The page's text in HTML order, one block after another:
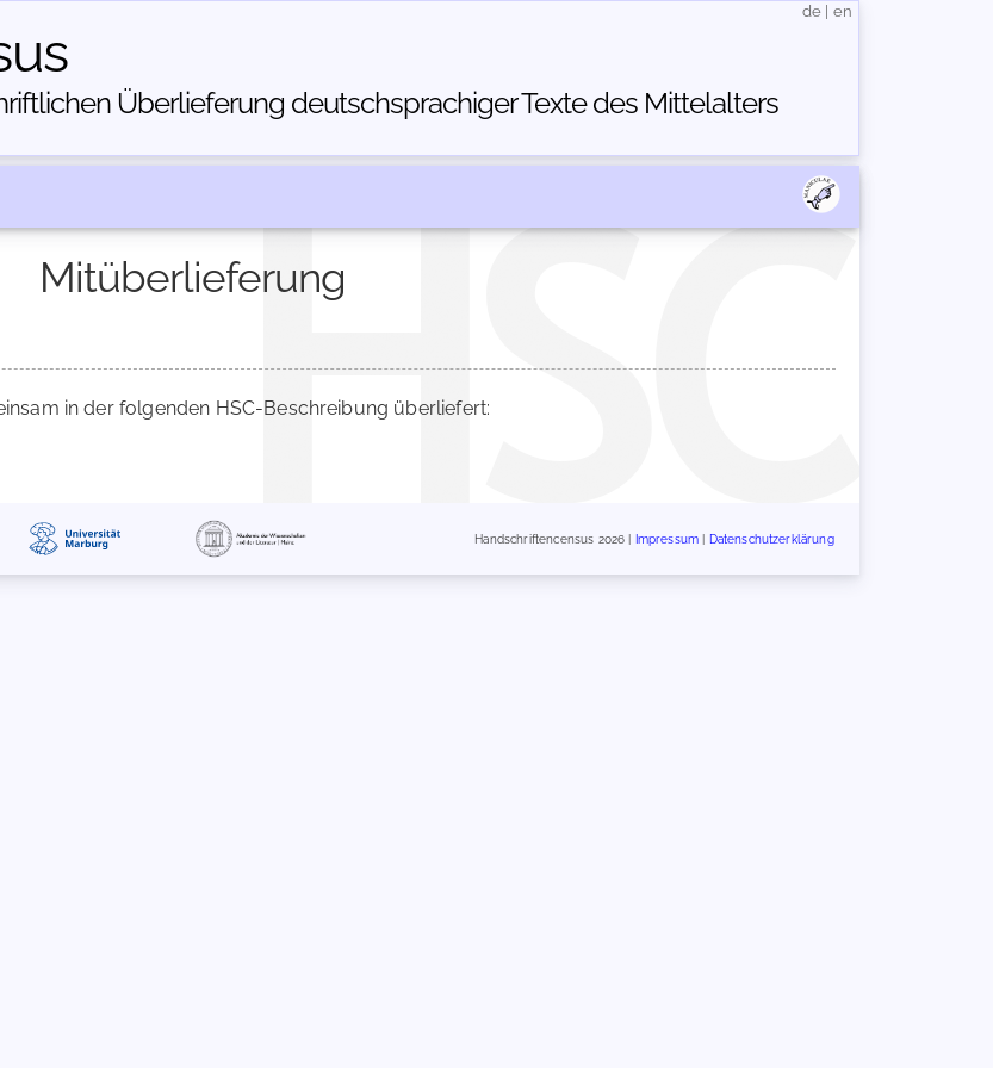
Über­lieferung deutschsprachiger Texte des Mittelalters
de en
Mitüberlieferung
in der folgenden HSC-Beschreibung überliefert:
Handschriftencensus 2026 | Impressum Datenschutzerklärung